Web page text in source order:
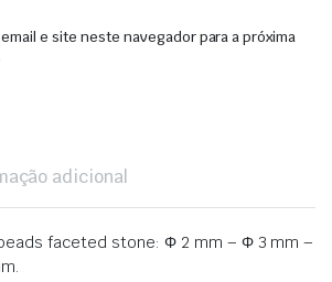
e site neste navegador para a próxima
adicional
faceted stone: Φ 2 mm – Φ 3 mm –